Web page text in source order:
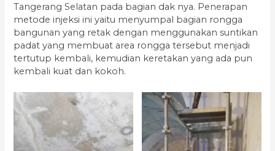
Tangerang Selatan pada bagian dak nya. Penerapan
metode injeksi ini yaitu menyumpal bagian rongga
bangunan yang retak dengan menggunakan suntikan
padat yang membuat area rongga tersebut menjadi
tertutup kembali, kemudian keretakan yang ada pun
kembali kuat dan kokoh.